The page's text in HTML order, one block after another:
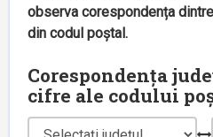
observa corespondența
din codul poștal.
Corespondența
cifre ale codului